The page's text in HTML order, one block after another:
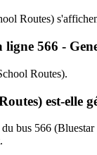
Routes)
566 -
Routes).
est-elle
bus 566